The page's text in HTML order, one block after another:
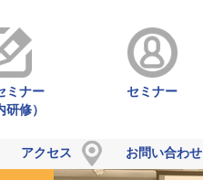
ミナー
研修）
セミナー
お問い合わせ
アクセス